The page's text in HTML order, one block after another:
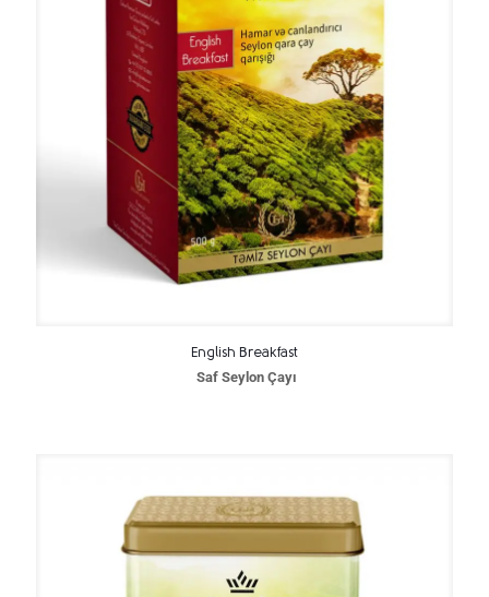
English Breakfast
Saf Seylon Çayı